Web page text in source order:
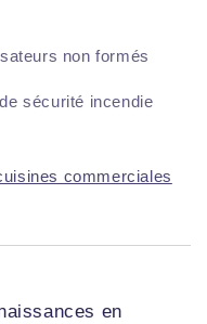
non formés
sécurité incendie
commerciales
en